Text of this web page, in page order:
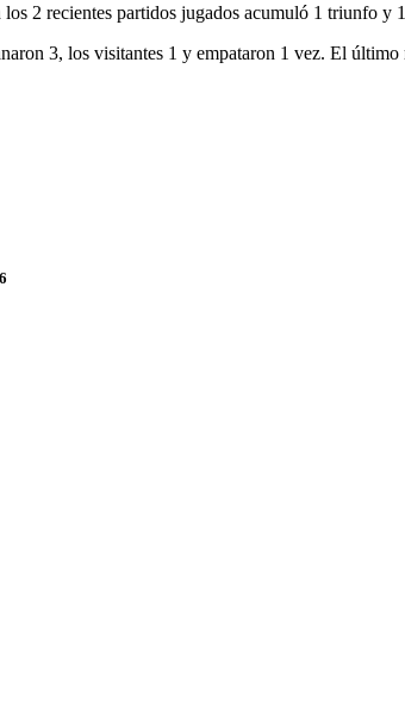
2 recientes partidos jugados acumuló 1 triunfo y
3, los visitantes 1 y empataron 1 vez. El